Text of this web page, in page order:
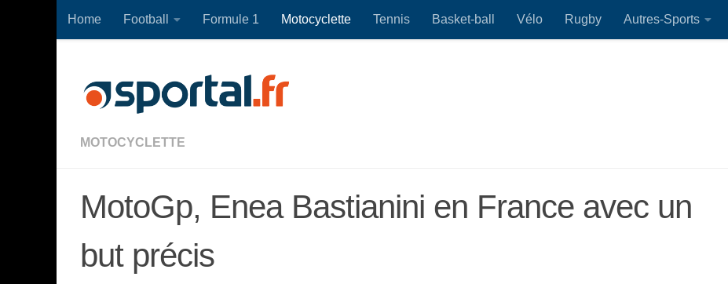
Skip to content
Home Football Formule 1 Motocyclette Tennis Basket-ball Vélo Rugby Autres-Sports
MOTOCYCLETTE
MotoGp, Enea Bastianini en France avec un
but précis